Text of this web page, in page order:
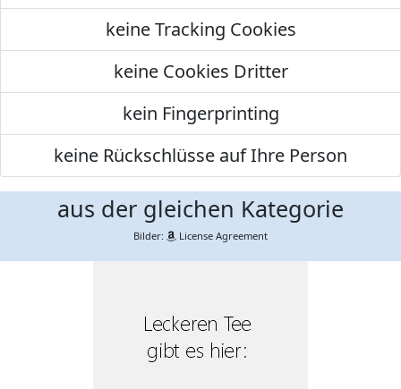
keine Tracking Cookies
keine Cookies Dritter
kein Fingerprinting
keine Rückschlüsse auf Ihre Person
aus der gleichen Kategorie
Bilder: License Agreement